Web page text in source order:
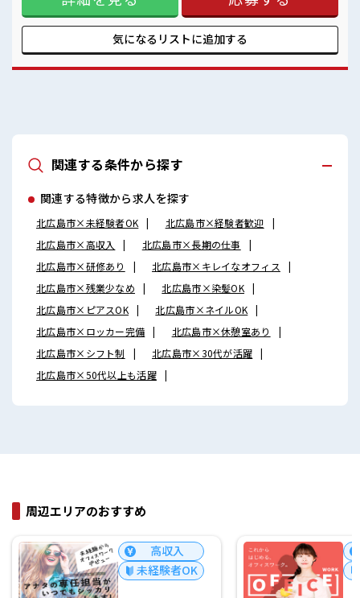
お願いすることもありますが、 残業はほとんどナシ！ ≪髪型
自由≫ 基本的に髪色自由で明るすぎたり奇抜でなければOKで
す！ (規定有)≪様々なお仕事をご提案≫ 一人で悩まず気軽に
相談できる、 派遣のお仕事です！ ■職場の雰囲気 明るすぎた
レッシュ！ 持ち物が多いあなたにもぴったり☆ ロッカー付き
気になるリストに追加する
関連する条件から探す
関連する特徴から求人を探す
北広島市×未経験者OK
北広島市×経験者歓迎
北広島市×高収入
北広島市×長期の仕事
北広島市×研修あり
北広島市×キレイなオフィス
北広島市×残業少なめ
北広島市×染髪OK
北広島市×ピアスOK
北広島市×ネイルOK
北広島市×ロッカー完備
北広島市×休憩室あり
北広島市×シフト制
北広島市×30代が活躍
北広島市×50代以上も活躍
周辺エリアのおすすめ
高収入
未経験者OK